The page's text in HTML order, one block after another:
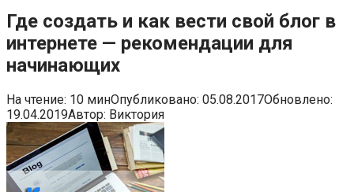
Где создать и как вести свой блог в
интернете — рекомендации для
начинающих
На чтение: 10 минОпубликовано: 05.08.2017Обновлено:
19.04.2019Автор: Виктория